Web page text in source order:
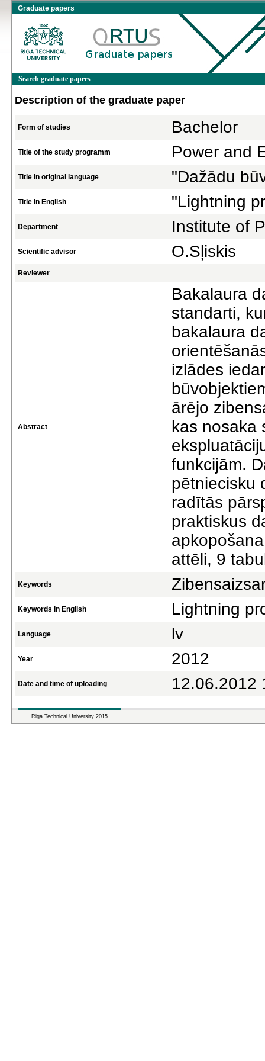
Graduate papers
Search graduate papers
Description of the graduate paper
Form of studies Bachelor
Title of the study programm Power and
Title in original language "Dažādu
Title in English "Lightning
Department Institute of
Scientific advisor O.Sļiskis
Reviewer
Abstract
Bakalaura
standarti,
bakalaura
izlādes
ārējo
kas nosaka
funkcijām.
pētniecisku
radītās
praktiskus
attēli, 9
Keywords
Keywords in English Lightning
Language lv
Year 2012
Date and time of uploading 12.06.2012
Riga Technical University 2015